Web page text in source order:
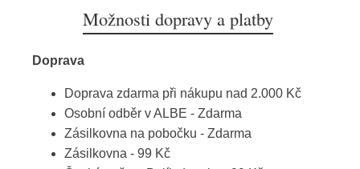
Možnosti dopravy a platby
Doprava
Doprava zdarma při nákupu nad 2.000 Kč
Osobní odběr v ALBE - Zdarma
Zásilkovna na pobočku - Zdarma
Zásilkovna - 99 Kč